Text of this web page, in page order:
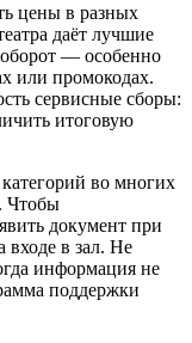
цены в разных
даёт лучшие
— особенно
или промокодах.
сервисные сборы:
итоговую
во многих
Чтобы
документ при
в зал. Не
информация не
поддержки